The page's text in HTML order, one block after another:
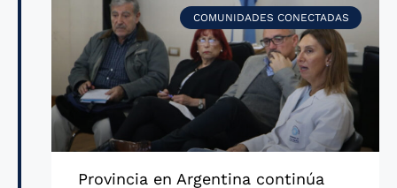
COMUNIDADES CONECTADAS
Provincia en Argentina continúa